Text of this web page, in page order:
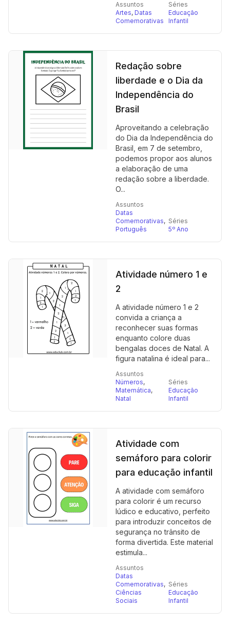
Assuntos
Artes, Datas
Comemorativas
Séries
Educação
Infantil
Redação sobre
liberdade e o Dia da
Independência do
Brasil
Aproveitando a celebração
do Dia da Independência do
Brasil, em 7 de setembro,
podemos propor aos alunos
a elaboração de uma
redação sobre a liberdade.
O...
Assuntos
Datas
Comemorativas,
Português
Séries
5º Ano
Atividade número 1 e
2
A atividade número 1 e 2
convida a criança a
reconhecer suas formas
enquanto colore duas
bengalas doces de Natal. A
figura natalina é ideal para...
Assuntos
Números,
Matemática,
Natal
Séries
Educação
Infantil
Atividade com
semáforo para colorir
para educação infantil
A atividade com semáforo
para colorir é um recurso
lúdico e educativo, perfeito
para introduzir conceitos de
segurança no trânsito de
forma divertida. Este material
estimula...
Assuntos
Datas
Comemorativas,
Ciências
Sociais
Séries
Educação
Infantil